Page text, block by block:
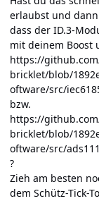
erlaubst und dann
dass der ID.3-
mit deinem Boost
https://
bricklet/blob/
oftware/src/
bzw.
https://
bricklet/blob/
oftware/src/
?
Zieh am besten
dem Schütz-Tick-